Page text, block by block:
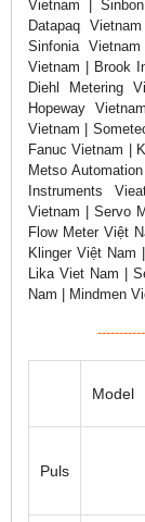
Vietnam |
Datapaq
Sinfonia
Vietnam | Brook
Diehl Metering
Hopeway
Vietnam |
Fanuc Vietnam |
Metso
Instruments
Vietnam | Servo
Flow Meter Việt
Klinger Việt Nam
Lika Viet Nam |
Nam | Mindmen
Model
Puls